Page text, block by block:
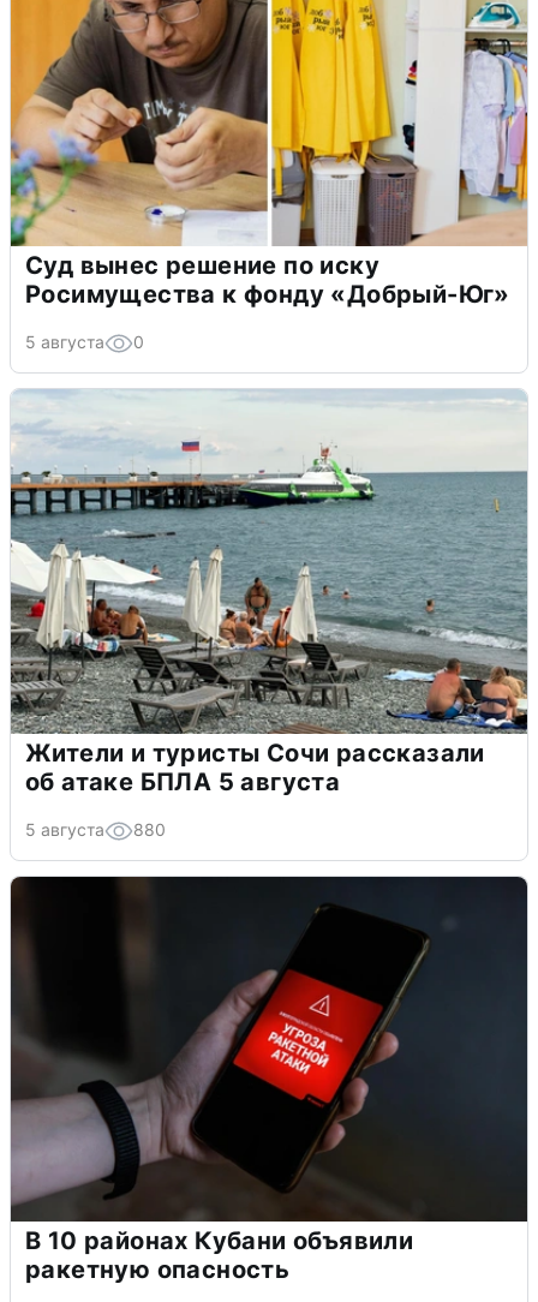
Суд вынес решение по иску
Росимущества к фонду «Добрый-Юг»
5 августа 0
Жители и туристы Сочи рассказали
об атаке БПЛА 5 августа
5 августа 880
В 10 районах Кубани объявили
ракетную опасность